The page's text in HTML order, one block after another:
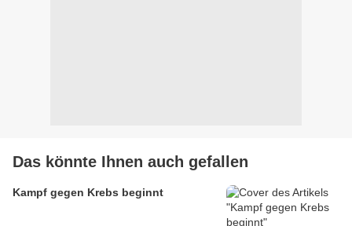
Das könnte Ihnen auch gefallen
Kampf gegen Krebs beginnt